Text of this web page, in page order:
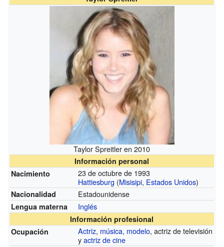
Taylor Spreitler en 2010
Información personal
Nacimiento
23 de octubre de 1993
Hattiesburg (Misisipi, Estados Unidos)
Nacionalidad Estadounidense
Lengua materna Inglés
Información profesional
Ocupación
Actriz, música, modelo, actriz de televisión
yactriz de cine